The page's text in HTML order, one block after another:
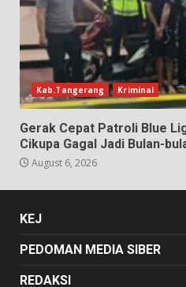
Kab.Tangerang Kriminal
Gerak Cepat Patroli Blue
Cikupa Gagal Jadi Bulan-
August 6, 2026
KEJ
PEDOMAN MEDIA SIBER
REDAKSI